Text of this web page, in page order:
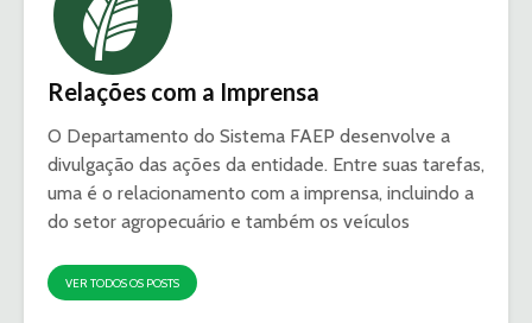
Relações com a Imprensa
O Departamento do Sistema FAEP desenvolve a
divulgação das ações da entidade. Entre suas tarefas,
uma é o relacionamento com a imprensa, incluindo a
do setor agropecuário e também os veículos
VER TODOS OS POSTS